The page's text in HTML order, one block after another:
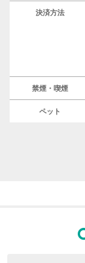
決済方法
禁煙・喫煙
ペット